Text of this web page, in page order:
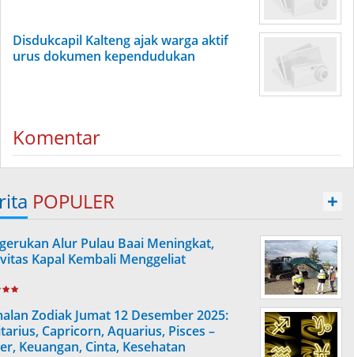
Disdukcapil Kalteng ajak warga aktif
urus dokumen kependudukan
Komentar
POPULER +
Alur Pulau Baai Meningkat,
Kapal Kembali Menggeliat
Zodiak Jumat 12 Desember 2025:
Capricorn, Aquarius, Pisces –
Keuangan, Cinta, Kesehatan